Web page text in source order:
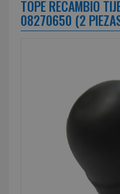
TOPE RECAMBIO
08270650 (2